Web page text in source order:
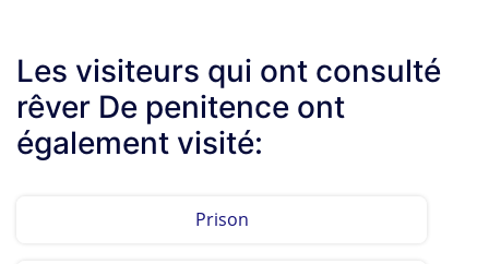
Les visiteurs qui ont consulté
rêver De penitence ont
également visité:
Prison